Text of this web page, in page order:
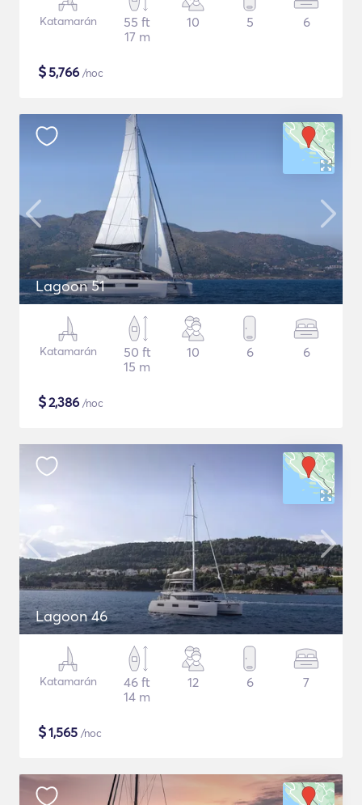
Katamarán
55 ft
17 m
10 5 6
$5,766 /noc
Lagoon 51
Katamarán
50 ft
15 m
10 6 6
$2,386 /noc
Lagoon 46
Katamarán
46 ft
14 m
12 6 7
$1,565 /noc